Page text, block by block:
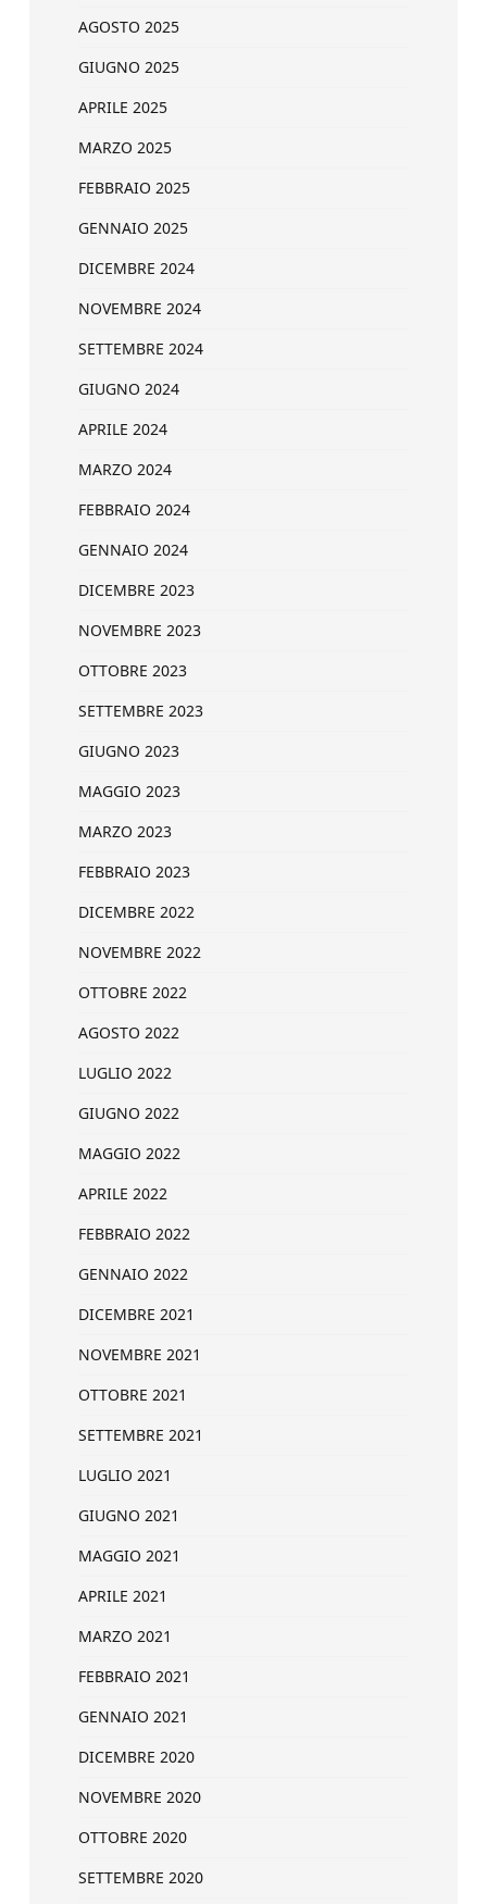
AGOSTO 2025
GIUGNO 2025
APRILE 2025
MARZO 2025
FEBBRAIO 2025
GENNAIO 2025
DICEMBRE 2024
NOVEMBRE 2024
SETTEMBRE 2024
GIUGNO 2024
APRILE 2024
MARZO 2024
FEBBRAIO 2024
GENNAIO 2024
DICEMBRE 2023
NOVEMBRE 2023
OTTOBRE 2023
SETTEMBRE 2023
GIUGNO 2023
MAGGIO 2023
MARZO 2023
FEBBRAIO 2023
DICEMBRE 2022
NOVEMBRE 2022
OTTOBRE 2022
AGOSTO 2022
LUGLIO 2022
GIUGNO 2022
MAGGIO 2022
APRILE 2022
FEBBRAIO 2022
GENNAIO 2022
DICEMBRE 2021
NOVEMBRE 2021
OTTOBRE 2021
SETTEMBRE 2021
LUGLIO 2021
GIUGNO 2021
MAGGIO 2021
APRILE 2021
MARZO 2021
FEBBRAIO 2021
GENNAIO 2021
DICEMBRE 2020
NOVEMBRE 2020
OTTOBRE 2020
SETTEMBRE 2020